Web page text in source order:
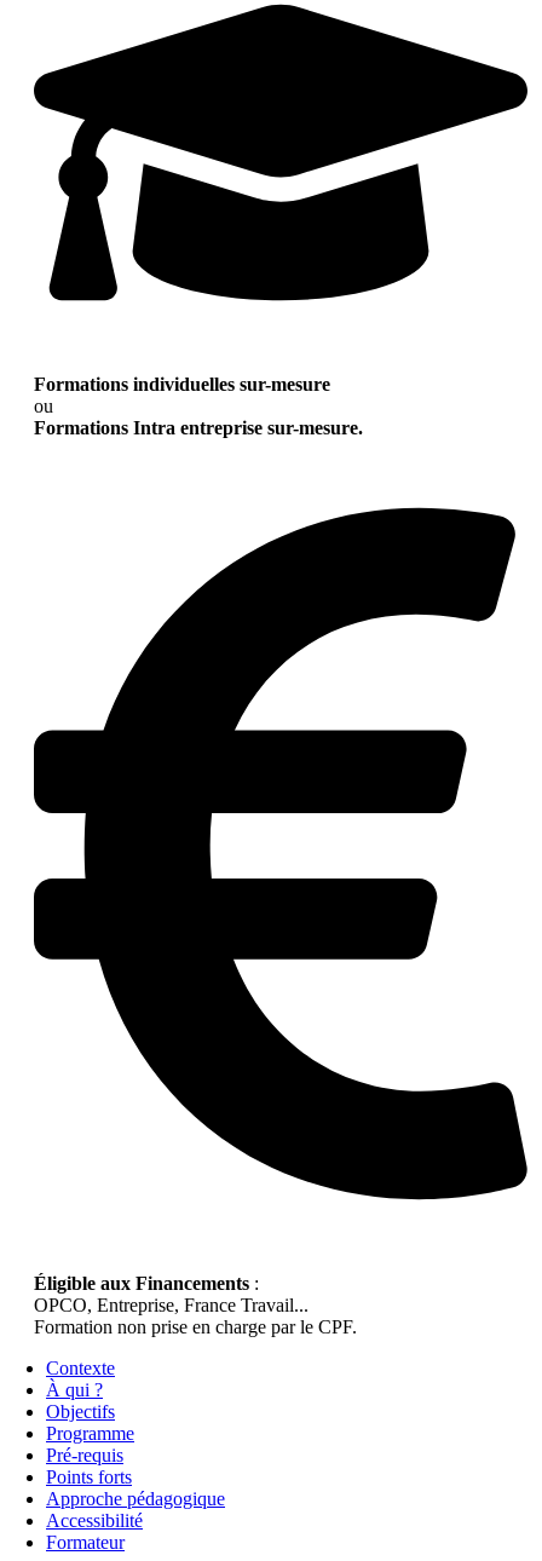
Formations individuelles sur-mesure
ou
Formations Intra entreprise sur-mesure.
Éligible aux Financements :
OPCO, Entreprise, France Travail...
Formation non prise en charge par le CPF.
Contexte
À qui ?
Objectifs
Programme
Pré-requis
Points forts
Approche pédagogique
Accessibilité
Formateur